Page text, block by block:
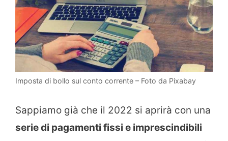
Imposta di bollo sul conto corrente – Foto da Pixabay
Sappiamo già che il 2022 si aprirà con una
serie di pagamenti fissi e imprescindibili